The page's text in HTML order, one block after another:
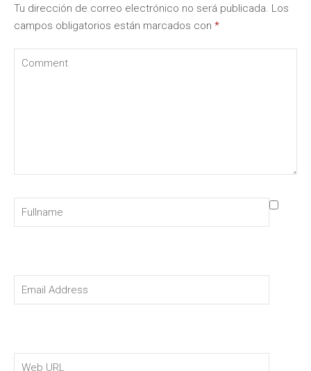
Tu dirección de correo electrónico no será publicada. Los
campos obligatorios están marcados con *